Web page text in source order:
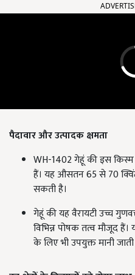
पैदावार और उत्पादक क्षमता
WH-1402 गेहूं की इस किस्म
हैं। यह औसतन 65 से 70
सकती है।
गेहूं की यह वैरायटी उच्च
विभिन्न पोषक तत्व मौजूद हैं।
के लिए भी उपयुक्त मानी